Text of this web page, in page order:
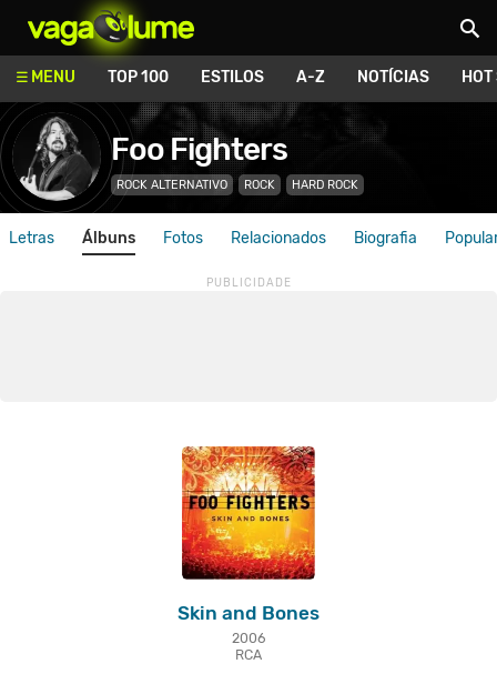
MENU TOP 100 ESTILOS A-Z NOTÍCIAS
Foo Fighters
ROCK ALTERNATIVO ROCK HARD ROCK
Letras Álbuns Fotos Relacionados Biografia
Skin and Bones
2006
RCA